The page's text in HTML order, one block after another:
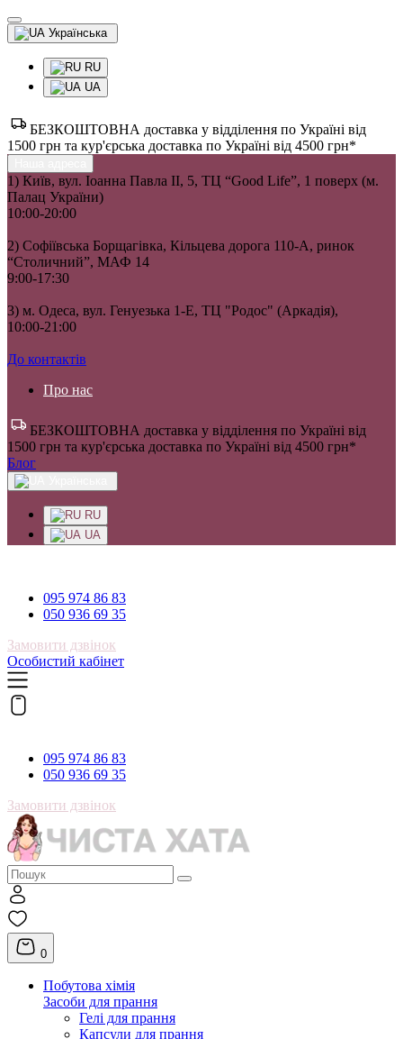
Українська
RU
UA
БЕЗКОШТОВНА доставка у відділення по Україні від
1500 грн та кур'єрська доставка по Україні від 4500 грн*
1) Київ, вул. Іоанна Павла II, 5, ТЦ “Good Life”, 1 поверх (м.
Палац України)
10:00-20:00
2) Софіївська Борщагівка, Кільцева дорога 110-А, ринок
“Столичний”, МАФ 14
9:00-17:30
3) м. Одеса, вул. Генуезька 1-Е, ТЦ "Родос" (Аркадія),
10:00-21:00
До контактів
Про нас
БЕЗКОШТОВНА доставка у відділення по Україні від
1500 грн та кур'єрська доставка по Україні від 4500 грн*
Блог
RU
UA
095 974 86 83
050 936 69 35
Замовити дзвінок
Особистий кабінет
095 974 86 83
050 936 69 35
Замовити дзвінок
0
Побутова хімія
Засоби для прання
Гелі для прання
Капсули для прання